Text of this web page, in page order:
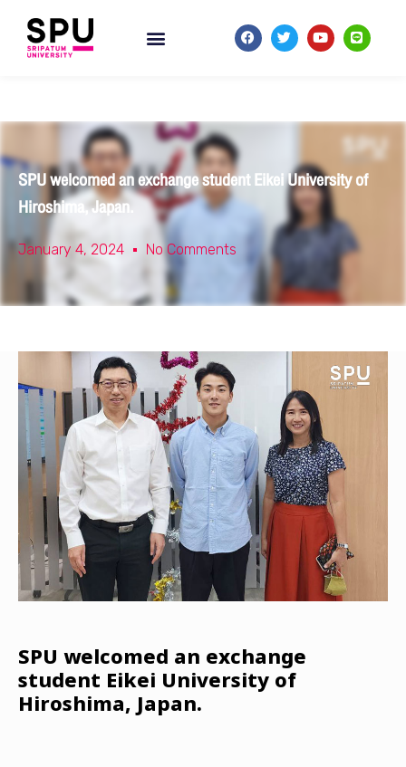
SPU welcomed an exchange student Eikei University of
Hiroshima, Japan.
January 4, 2024 No Comments
SPU welcomed an exchange
student Eikei University of
Hiroshima, Japan.